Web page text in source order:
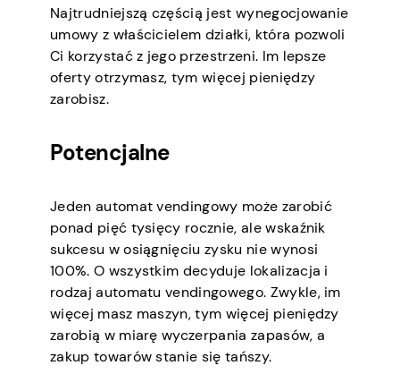
Najtrudniejszą częścią jest wynegocjowanie
umowy z właścicielem działki, która pozwoli
Ci korzystać z jego przestrzeni. Im lepsze
oferty otrzymasz, tym więcej pieniędzy
zarobisz.
Potencjalne
Jeden automat vendingowy może zarobić
ponad pięć tysięcy rocznie, ale wskaźnik
sukcesu w osiągnięciu zysku nie wynosi
100%. O wszystkim decyduje lokalizacja i
rodzaj automatu vendingowego. Zwykle, im
więcej masz maszyn, tym więcej pieniędzy
zarobią w miarę wyczerpania zapasów, a
zakup towarów stanie się tańszy.